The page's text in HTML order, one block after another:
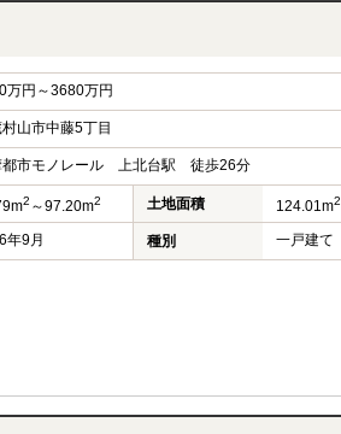
万円～3680万円
山市中藤5丁目
都市モノレール 上北台駅 徒歩26分
2 ～97.20m2 土地面積 124.01m2
年9月 種別 一戸建て